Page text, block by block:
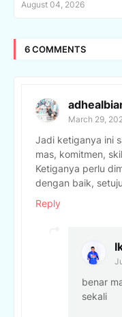
August 04, 2026
6 COMMENTS
March 29,
Jadi ketiganya ini
mas, komitmen,
Ketiganya perlu
dengan baik,
Reply
benar
sekali